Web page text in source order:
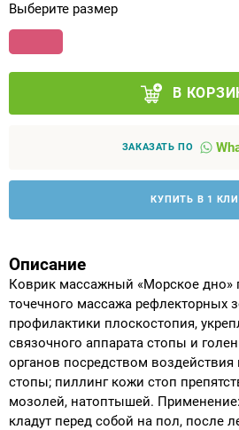
Выберите размер
В
ЗАКАЗАТЬ ПО
КУПИТЬ В 1
Описание
Коврик массажный «Морское дно»
точечного массажа рефлекторных
профилактики плоскостопия,
связочного аппарата стопы и
органов посредством воздействия
стопы; пиллинг кожи стоп
мозолей, натоптышей.
кладут перед собой на пол, после
Аппараты на суставы
Санитарные приспособления для
Противопролежневые матрасы,
Одежда ортопедическая
инвалидов
Индивидуальное изготовление